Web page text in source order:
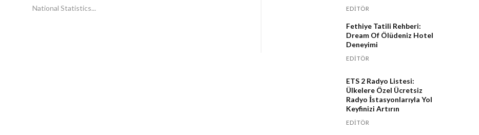
National Statistics...
EDITÖR
Fethiye Tatili Rehberi:
Dream Of Ölüdeniz Hotel
Deneyimi
EDITÖR
ETS 2 Radyo Listesi:
Ülkelere Özel Ücretsiz
Radyo İstasyonlarıyla Yol
Keyfinizi Artırın
EDITÖR